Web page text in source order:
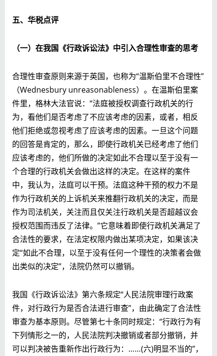
五、华税点评
（一）在我国《行政诉讼法》中引入合理性审查的思考
合理性审查原则来源于英国，也称为“温斯伯里不合理性”
（Wednesbury unreasonableness）。在温斯伯里案
件里，格林大法官说：“法庭被授权调查行政机关的行
为，看他们是否考虑了不应该考虑的因素，或者，相反
他们拒绝或忽视考虑了应该考虑的因素。一旦这个问题
的回答是肯定的，那么，即使行政机关已经考虑了他们
应该考虑的，他们所做的决定如此不合理以至于没有一
个合理的行政机关会做出这样的决定。在这样的案件
中，我认为，法庭可以干预。法庭这种干预的权力不是
作为行政机关的上诉机关来推翻行政机关的决定，而是
作为司法机关，关注而且仅关注行政机关是否超越议会
授权范围而违反了法律。”它意味着即使行政机关满足了
合法性的要求，在法定权限内做出某项决定，如果该决
定“如此不合理，以至于没有任何一个理性的决策者会做
出类似的决定”，法院仍然可以撤销。
我国《行政诉讼法》第六条规定“人民法院审理行政案
件，对行政行为是否合法进行审查”，由此确定了合法性
审查为基本原则。尽管第七十条同时规定：“行政行为有
下列情形之一的，人民法院判决撤销或者部分撤销，并
可以判决被告重新作出行政行为：……(六)明显不当的”，